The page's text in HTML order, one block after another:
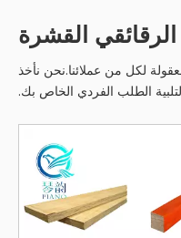
القشرة
لكل من عملائنا.نحن نأخذ
الطلب الفردي الخاص بك.